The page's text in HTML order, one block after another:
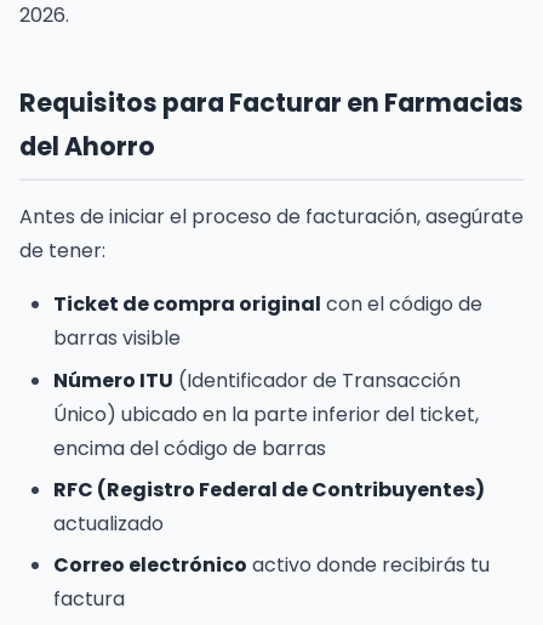
2026.
Requisitos para Facturar en Farmacias
del Ahorro
Antes de iniciar el proceso de facturación, asegúrate
de tener:
Ticket de compra original con el código de
barras visible
Número ITU (Identificador de Transacción
Único) ubicado en la parte inferior del ticket,
encima del código de barras
RFC (Registro Federal de Contribuyentes)
actualizado
Correo electrónico activo donde recibirás tu
factura